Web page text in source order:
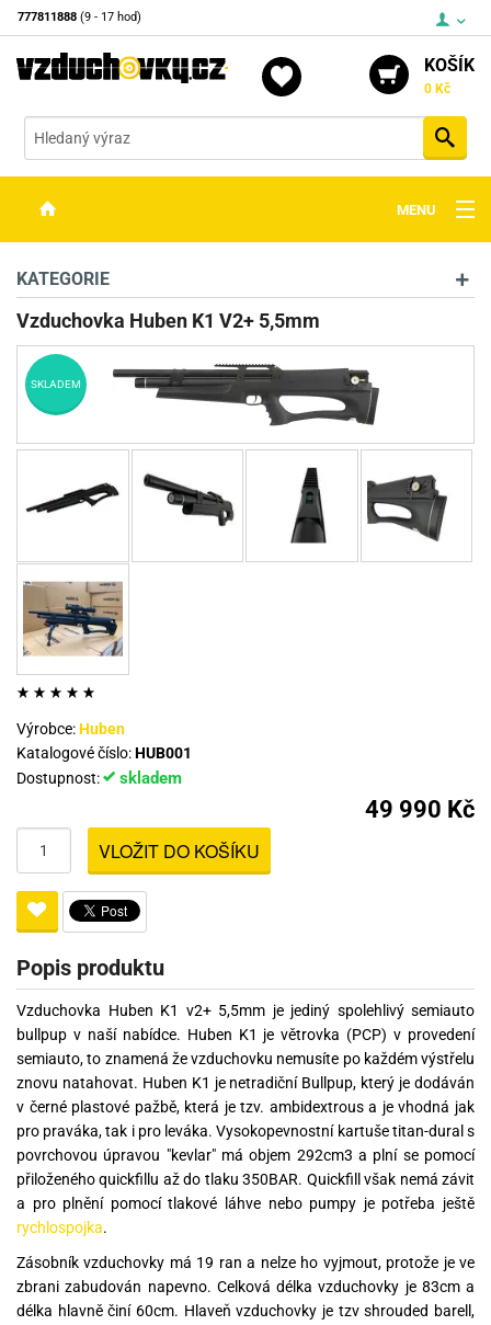
777811888 (9 - 17 hod)
KOŠÍK
0 Kč
MENU
OPTIKA
STŘELIVO
PŘÍSLUŠENSTVÍ
DETEKTORY KOVŮ
KONTAKTY
KATEGORIE
Vzduchovka Huben K1 V2+ 5,5mm
SKLADEM
Výrobce:Huben
Katalogové číslo:HUB001
Dostupnost:
skladem
49 990 Kč
VLOŽIT DO KOŠÍKU
Popis produktu
Vzduchovka Huben K1 v2+ 5,5mm je jediný spolehlivý semiauto
bullpup v naší nabídce. Huben K1 je větrovka (PCP) v provedení
semiauto, to znamená že vzduchovku nemusíte po každém výstřelu
znovu natahovat. Huben K1 je netradiční Bullpup, který je dodáván
v černé plastové pažbě, která je tzv. ambidextrous a je vhodná jak
pro praváka, tak i pro leváka. Vysokopevnostní kartuše titan-dural s
povrchovou úpravou "kevlar" má objem 292cm3 a plní se pomocí
přiloženého quickfillu až do tlaku 350BAR. Quickfill však nemá závit
a pro plnění pomocí tlakové láhve nebo pumpy je potřeba ještě
rychlospojka.
Zásobník vzduchovky má 19 ran a nelze ho vyjmout, protože je ve
zbrani zabudován napevno. Celková délka vzduchovky je 83cm a
délka hlavně činí 60cm. Hlaveň vzduchovky je tzv shrouded barell,